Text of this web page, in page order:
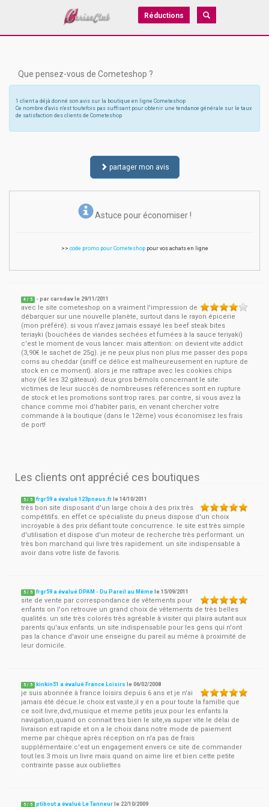
Réductions
Que pensez-vous de Cometeshop ?
1 client a déjà donné son avis sur la boutique en ligne Cometeshop
Ce nombre d'avis n'est toutefois pas suffisant pour obtenir une tendance générale sur le taux
de satisfaction des clients de Cometeshop
partager mon avis
Astuce pour économiser !
>> code promo pour Cometeshoppour vos achats en ligne
4 / 5 - parcarodav le 29/11/2011
avec le site cometeshop on a vraiment l'impression de
débarquer sur une nouvelle planète, surtout dans le rayon épicerie
(mon préféré). si vous n'avez jamais essayé les beef steak bites
teriayki (bouchées de viandes sechées et fumées à la sauce teriyaki)
c'est le moment de vous lancer. mais attention: on devient vite addict
(3,90€ le sachet de 25g). je ne peux plus non plus me passer des pops
corns au cheddar (sniff ce délice est malheureusement en rupture de
stock en ce moment). alors je me rattrape avec les cookies chips
ahoy (6€ les 32 gâteaux). deux gros bémols concernant le site:
victimes de leur succès de nombreuses références sont en rupture
de stock et les promotions sont trop rares. par contre, si vous avez la
chance comme moi d'habiter paris, en venant chercher votre
commande à la boutique (dans le 12ème) vous économisez les frais
de port!
Les clients ont apprécié ces boutiques
5 / 5 frgr59 a évalué 123pneus.fr le14/10/2011
très bon site disposant d'un large choix à des prix très
compétitifs. en effet ce spécialiste du pneus dispose d'un choix
incroyable à des prix défiant toute concurrence. le site est très simple
d'utilisation et dispose d'un moteur de recherche très performant. un
très bon marchand qui livre très rapidement. un site indispensable à
avoir dans votre liste de favoris.
5 / 5 frgr59 a évalué DPAM - Du Pareil au Même le15/09/2011
site de vente par correspondance de vêtements pour
enfants on l'on retrouve un grand choix de vêtements de très belles
qualités. un site très colorés très agréable à visiter qui plaira autant aux
parents qu'aux enfants. un site indispensable pour les gens qui n'ont
pas la chance d'avoir une enseigne du pareil au même à proximité de
leur domicile.
5 / 5 kinkin51 a évalué France Loisirs le06/02/2008
je suis abonnée à france loisirs depuis 6 ans et je n'ai
jamais été décue.le choix est vaste,il y en a pour toute la famille que
ce soit livre,dvd,musique et meme petits jeux pour les enfants.la
navigation,quand on connait tres bien le site,va super vite.le délai de
livraison est rapide et on a le choix dans notre mode de paiement
meme par chèque après réception on n'a pas de frais
supplémentaire.c'est un engagement envers ce site de commander
tout les 3 mois un livre mais quand on aime lire et bien cette petite
contrainte passe aux oubliettes
5 / 5 ptibout a évalué Le Tanneur le 22/10/2009